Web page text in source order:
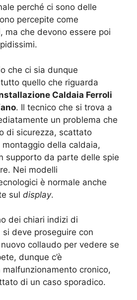
perché ci sono delle
percepite come
ma che devono essere poi
che ci sia dunque
quello che riguarda
Caldaia Ferroli
. Il tecnico che si trova a
un problema che
di sicurezza, scattato
della caldaia,
supporto da parte delle spie
Nei modelli
è normale anche
sul display.
dei chiari indizi di
deve proseguire con
nuovo collaudo per vedere se
dunque c’è
cronico,
di un caso sporadico.